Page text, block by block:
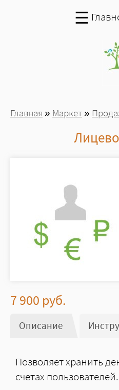
☰
Вы здесь
Главная » Маркет»
7 900 руб.
Описание (активная
Позволяет хранить
счетах пользователей.